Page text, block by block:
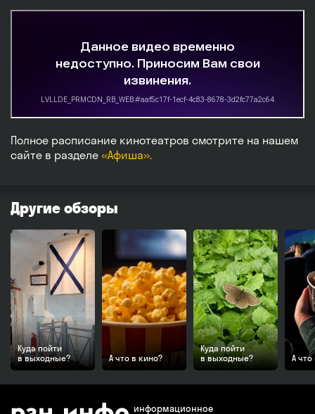
Полное расписание кинотеатров смотрите на нашем
сайте в разделе «Афиша».
Другие обзоры
Куда пойти
в выходные?
А что в кино?
Куда пойти
в выходные?
А что
информационное